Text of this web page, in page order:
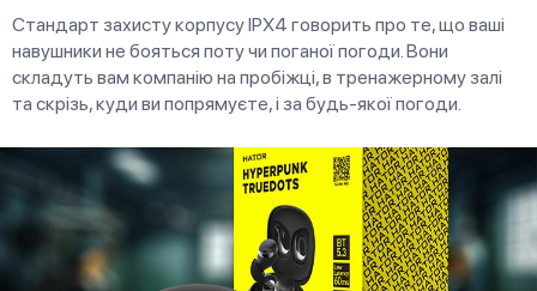
Стандарт захисту корпусу IPX4 говорить про те, що ваші
навушники не бояться поту чи поганої погоди. Вони
складуть вам компанію на пробіжці, в тренажерному залі
та скрізь, куди ви попрямуєте, і за будь-якої погоди.